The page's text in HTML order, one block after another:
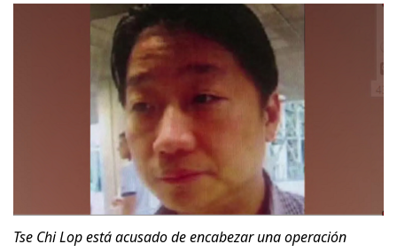
Tse Chi Lop está acusado de encabezar una operación